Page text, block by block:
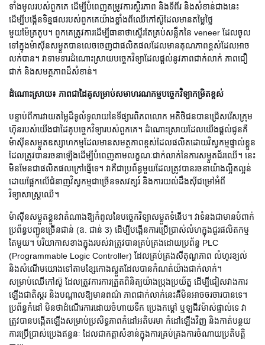
ទាំងមូលរបស់ពួកគេ ដើម្បីបំពេញតម្រូវការស្ថិរភាព និងទីពីរ និងសំខាន់ជាងនេះ
ដើម្បីបង្កើនទិន្នផលរបស់ពួកគេយ៉ាងខ្លាំងពីឈើកៅស៊ូដែលមានតម្លៃថ្លៃ
មួយម៉ែត្រគូប។ ពួកគេត្រូវការដើម្បីធានាថាស្ទើរតែគ្រប់សន្លឹកនៃ veneer ដែលចូល
ទៅក្នុងម៉ាស៊ីនសម្ងួតបានលេចចេញជាផលិតផលដែលមានគុណភាពខ្ពស់ដែលអាច
លក់បាន។ វាទាមទារដំណោះស្រាយបច្ចេកវិទ្យាដែលផ្តល់នូវភាពជាក់លាក់ ភាពជឿ
ជាក់ និងសមត្ថភាពដ៏សំខាន់។
ដំណោះស្រាយ៖ ភាពជាដៃគូសម្រាប់សមាហរណកម្មបច្ចេកវិទ្យាកម្រិតខ្ពស់
បន្ទាប់ពីការវាយតម្លៃដ៏ទូលំទូលាយនៃទីផ្សារពិភពលោក អតិថិជនបានជ្រើសរើសក្រុម
ហ៊ុនរបស់យើងជាដៃគូបច្ចេកវិទ្យារបស់ពួកគេ។ ដំណោះស្រាយដែលយើងផ្តល់ជូនគឺ
ម៉ាស៊ីនសម្ងួតឧស្សាហកម្មដែលមានសមត្ថភាពខ្ពស់ដែលផលិតដោយវិស្វកម្មផ្ទាល់ខ្លួន
ដែលត្រូវបានរចនាឡើងដើម្បីបំពេញតាមលក្ខណៈជាក់លាក់នៃការសម្ងួតជ័រឈើ។ នេះ
មិនមែនជាផលិតផលក្រៅធ្នើទេ។ វាគឺជាប្រព័ន្ធមួយដែលត្រូវបានរចនាយ៉ាងល្អិតល្អន់
ដោយផ្អែកលើជំនាញវិស្វកម្មជាច្រើនទសវត្សរ៍ និងការយល់ដឹងស៊ីជម្រៅអំពី
វិទ្យាសាស្ត្រឈើ។
ម៉ាស៊ីនសម្ងួតខ្លួនវាតំណាងឱ្យកំពូលនៃបច្ចេកវិទ្យាសម្ងួតទំនើប។ វា​ទំនង​ជា​មាន​បំពាក់​
ប្រព័ន្ធ​បញ្ជូន​ច្រើន​ជាន់ (ឧ. ជាន់ 3) ដើម្បី​បង្កើន​ការ​ប្រើ​ប្រាស់​លំហ​ក្នុង​ជួរ​ផលិតកម្ម​
តែមួយ។ បរិយាកាសខាងក្នុងរបស់វាត្រូវបានគ្រប់គ្រងដោយប្រព័ន្ធ PLC
(Programmable Logic Controller) ដែលគ្រប់គ្រងសីតុណ្ហភាព លំហូរខ្យល់
និងសំណើមយោងទៅតាមខ្សែកោងស្ងួតដែលបានកំណត់យ៉ាងជាក់លាក់។
សម្រាប់ឈើកៅស៊ូ ដែលត្រូវការការត្រួតពិនិត្យយ៉ាងប្រុងប្រយ័ត្ន ដើម្បីជៀសវាងការ
ឡើងជាតិស្ករ និងបណ្តាលឱ្យមានពណ៌ ភាពជាក់លាក់នេះគឺមិនអាចចរចារបានទេ។
ប្រព័ន្ធកំដៅ មិនថាដំណើរការដោយចំហាយទឹក ប្រេងកម្ដៅ ឬឡជីវម៉ាស់ផ្ទាល់ទេ វា
ត្រូវបានបង្កើតឡើងសម្រាប់ប្រសិទ្ធភាពកំដៅអតិបរមា កំដៅឡើងវិញ និងកាត់បន្ថយ
ការប្រើប្រាស់ប្រេងឥន្ធនៈ ដែលជាកត្តាសំខាន់ក្នុងការគ្រប់គ្រងការចំណាយប្រតិបត្តិ